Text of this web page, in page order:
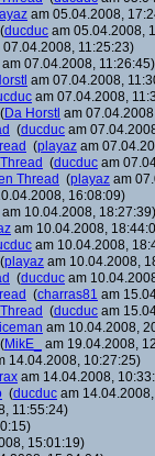
am 05.04.2008,
(ducduc am 05.04.2008,
07.04.2008, 11:25:23)
am 07.04.2008, 11:26:45)
am 07.04.2008,
am 07.04.2008,
(Da Horstl am
(ducduc am
(playaz am
(ducduc am
Thread (playaz am
16:08:09)
am 10.04.2008, 18:27:39)
am 10.04.2008,
am 10.04.2008,
(playaz am 10.04.2008,
(ducduc am
(charras81 am
(ducduc am
am 10.04.2008,
(MikE_
am 19.04.2008,
14.04.2008, 10:27:25)
am 14.04.2008,
(ducduc am
11:55:24)
15:01:19)